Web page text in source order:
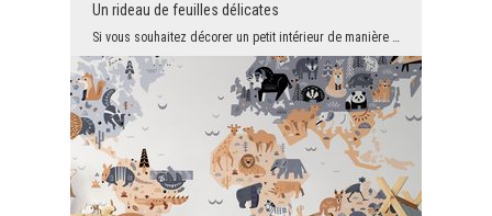
Un rideau de feuilles délicates
Si vous souhaitez décorer un petit intérieur de manière intéressante et recherchez un papier pein...